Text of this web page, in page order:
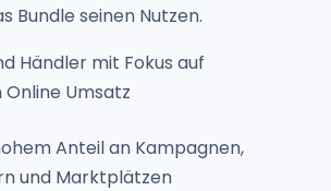
Bundle seinen Nutzen.
Händler mit Fokus auf
Umsatz
Anteil an Kampagnen,
und Marktplätzen